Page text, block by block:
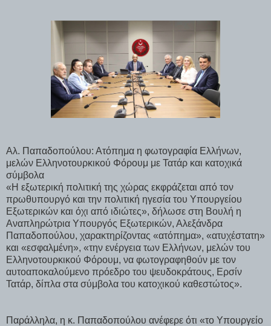
Αλ. Παπαδοπούλου: Ατόπημα η φωτογραφία Ελλήνων,
μελών Ελληνοτουρκικού Φόρουμ με Τατάρ και κατοχικά
σύμβολα
«Η εξωτερική πολιτική της χώρας εκφράζεται από τον
πρωθυπουργό και την πολιτική ηγεσία του Υπουργείου
Εξωτερικών και όχι από ιδιώτες», δήλωσε στη Βουλή η
Αναπληρώτρια Υπουργός Εξωτερικών, Αλεξάνδρα
Παπαδοπούλου, χαρακτηρίζοντας «ατόπημα», «ατυχέστατη»
και «εσφαλμένη», «την ενέργεια των Ελλήνων, μελών του
Ελληνοτουρκικού Φόρουμ, να φωτογραφηθούν με τον
αυτοαποκαλούμενο πρόεδρο του ψευδοκράτους, Ερσίν
Τατάρ, δίπλα στα σύμβολα του κατοχικού καθεστώτος».
Παράλληλα, η κ. Παπαδοπούλου ανέφερε ότι «το Υπουργείο